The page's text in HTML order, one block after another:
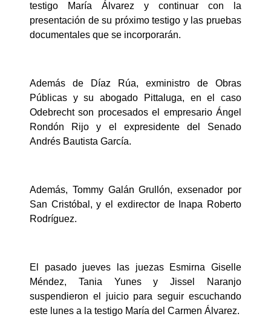
testigo María Álvarez y continuar con la
presentación de su próximo testigo y las pruebas
documentales que se incorporarán.
Además de Díaz Rúa, exministro de Obras
Públicas y su abogado Pittaluga, en el caso
Odebrecht son procesados el empresario Ángel
Rondón Rijo y el expresidente del Senado
Andrés Bautista García.
Además, Tommy Galán Grullón, exsenador por
San Cristóbal, y el exdirector de Inapa Roberto
Rodríguez.
El pasado jueves las juezas Esmirna Giselle
Méndez, Tania Yunes y Jissel Naranjo
suspendieron el juicio para seguir escuchando
este lunes a la testigo María del Carmen Álvarez.